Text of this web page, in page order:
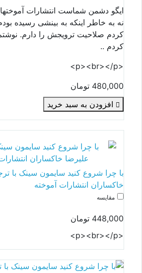
ایگو دشمن شماست انتشارات
نه به خاطر اینکه به بینشی رسیده
کردم صلاحیت ترویجش را دارم.
کردم ..
480,000 تومان
افزودن به سبد خرید
با چرا شروع کنید سایمون سینک با
خاکساران انتشارات آموخته
مقایسه
448,000 تومان